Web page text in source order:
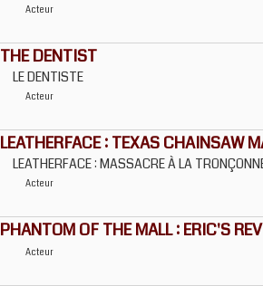
Acteur
THE DENTIST
LE DENTISTE
Acteur
LEATHERFACE : TEXAS CHAINSAW
LEATHERFACE : MASSACRE À LA
Acteur
PHANTOM OF THE MALL : ERIC'S
Acteur